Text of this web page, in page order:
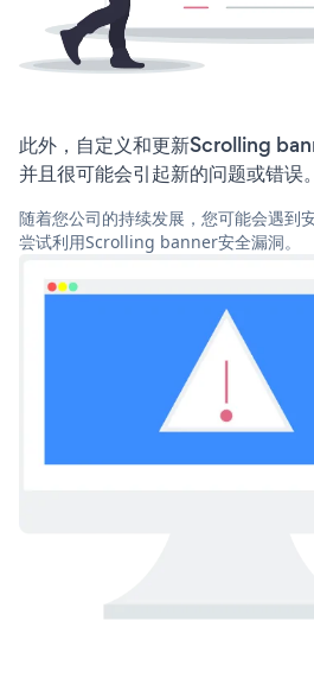
此外，自定义和更新Scrolling
并且很可能会引起新的问题或错误。
随着您公司的持续发展，您可能会遇到
尝试利用Scrolling banner安全漏洞。